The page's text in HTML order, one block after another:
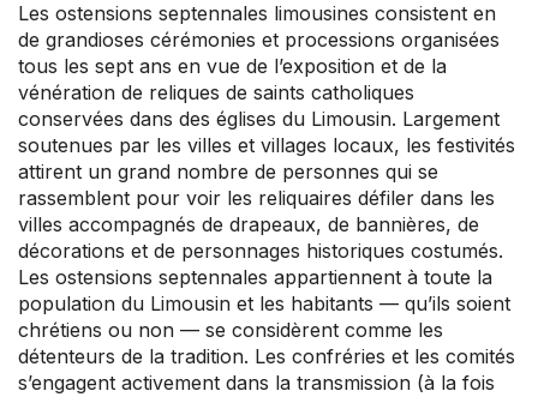
Les ostensions septennales limousines consistent en
de grandioses cérémonies et processions organisées
tous les sept ans en vue de l’exposition et de la
vénération de reliques de saints catholiques
conservées dans des églises du Limousin. Largement
soutenues par les villes et villages locaux, les festivités
attirent un grand nombre de personnes qui se
rassemblent pour voir les reliquaires défiler dans les
villes accompagnés de drapeaux, de bannières, de
décorations et de personnages historiques costumés.
Les ostensions septennales appartiennent à toute la
population du Limousin et les habitants — qu’ils soient
chrétiens ou non — se considèrent comme les
détenteurs de la tradition. Les confréries et les comités
s’engagent activement dans la transmission (à la fois